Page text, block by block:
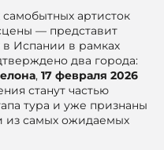
артисток
— представит
Испании в рамках
два города:
, 17 февраля 2026
станут частью
тура и уже признаны
из самых ожидаемых